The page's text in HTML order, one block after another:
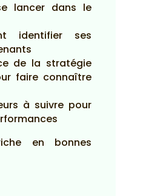
lancer dans le
identifier ses
de la stratégie
faire connaître
à suivre pour
en bonnes